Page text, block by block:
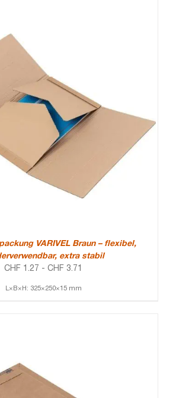
VARIVEL Braun – flexibel,
extra stabil
CHF 1.27 - CHF 3.71
L×B×H: 325×250×15 mm